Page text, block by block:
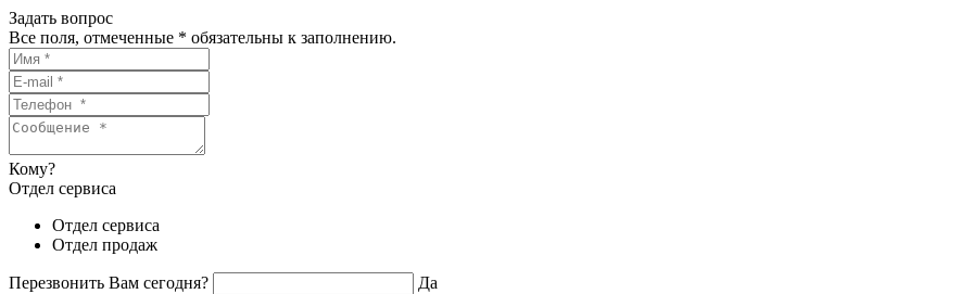
Задать вопрос
Все поля, отмеченные * обязательны к заполнению.
Кому?
Отдел сервиса
Отдел сервиса
Отдел продаж
Перезвонить Вам сегодня?
Да